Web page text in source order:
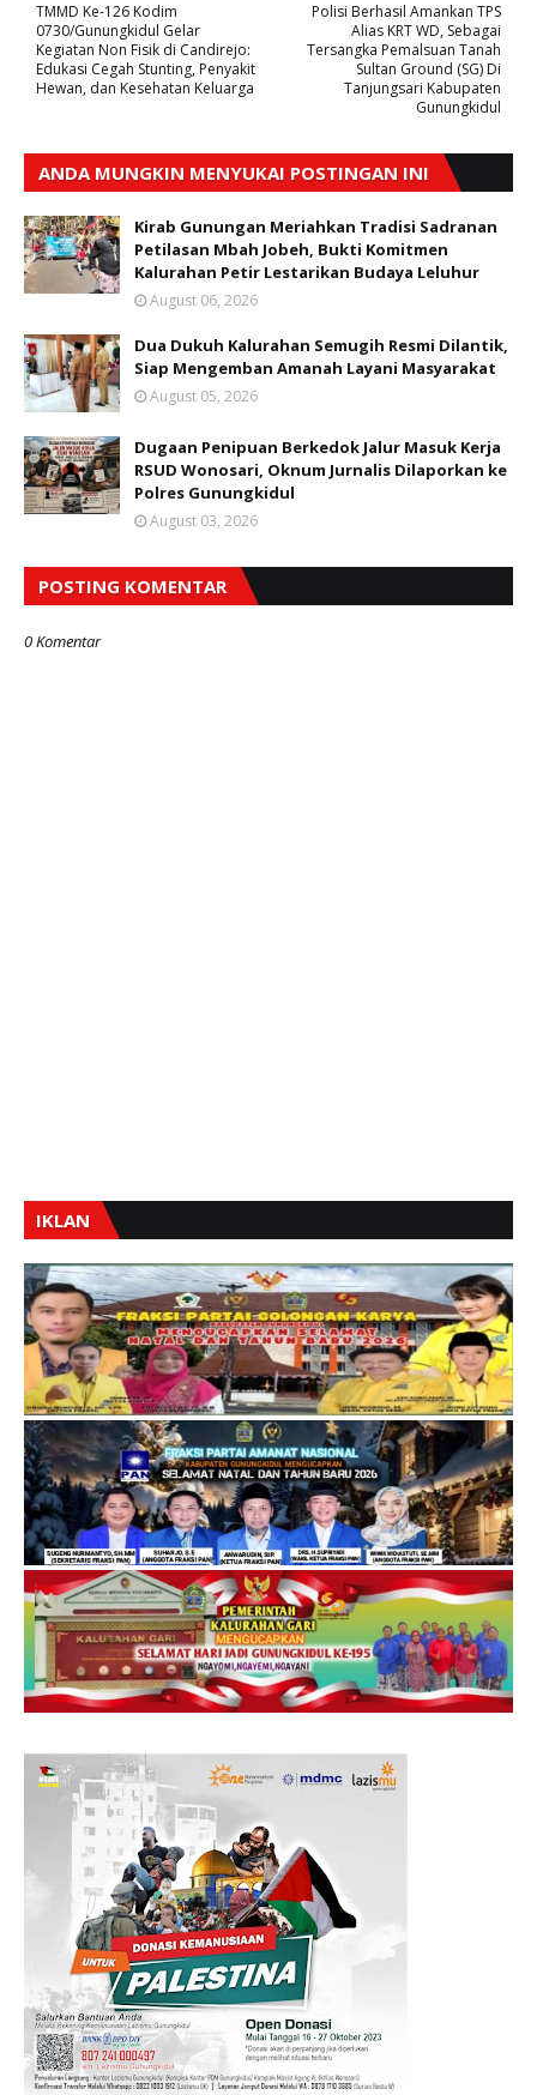
Polisi Berhasil Amankan TPS
Alias KRT WD, Sebagai
Tersangka Pemalsuan Tanah
Sultan Ground (SG) Di
Tanjungsari Kabupaten
Gunungkidul
TMMD Ke-126 Kodim
0730/Gunungkidul Gelar
Kegiatan Non Fisik di Candirejo:
Edukasi Cegah Stunting, Penyakit
Hewan, dan Kesehatan Keluarga
ANDA MUNGKIN MENYUKAI POSTINGAN INI
Kirab Gunungan Meriahkan Tradisi Sadranan
Petilasan Mbah Jobeh, Bukti Komitmen
Kalurahan Petir Lestarikan Budaya Leluhur
August 06, 2026
Dua Dukuh Kalurahan Semugih Resmi Dilantik,
Siap Mengemban Amanah Layani Masyarakat
August 05, 2026
Dugaan Penipuan Berkedok Jalur Masuk Kerja
RSUD Wonosari, Oknum Jurnalis Dilaporkan ke
Polres Gunungkidul
August 03, 2026
POSTING KOMENTAR
0 Komentar
IKLAN